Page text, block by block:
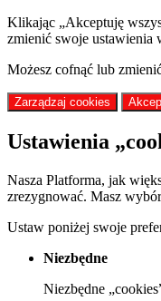
Klikając „Akceptuję
zmienić swoje ustawienia
Możesz cofnąć lub
Zarządzaj cookies
Ustawienia
Nasza Platforma, jak
zrezygnować. Masz
Ustaw poniżej swoje
Niezbędne
Niezbędne